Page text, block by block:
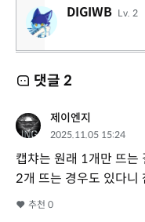
DIGIWB Lv. 2
댓글 2
제이엔지
2025.11.05 15:24
캡챠는 원래 1개만 뜨는
2개 뜨는 경우도 있다니
추천 0